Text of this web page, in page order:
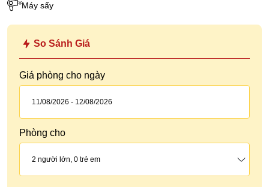
Máy sấy
So Sánh Giá
Giá phòng cho ngày
Phòng cho
2 người lớn, 0 trẻ em